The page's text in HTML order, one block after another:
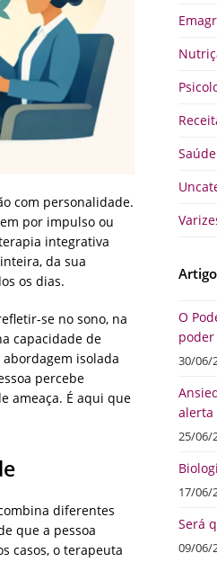
Saúde
O
30/06/
alerta
25/06/
17/06/
Será
09/06/
com personalidade.
por impulso ou
integrativa
da sua
os dias.
se no sono, na
capacidade de
isolada
percebe
ameaça. É aqui que
diferentes
que a pessoa
casos, o terapeuta